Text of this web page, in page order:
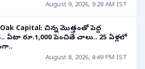
August 9, 2026, 9:28 AM IST
Capital: చిన్న మొత్తంతో పెద్ద
ఏటా రూ.1,000 పెంచితే చాలు.. 25 ఏళ్లలో
August 8, 2026, 4:49 PM IST